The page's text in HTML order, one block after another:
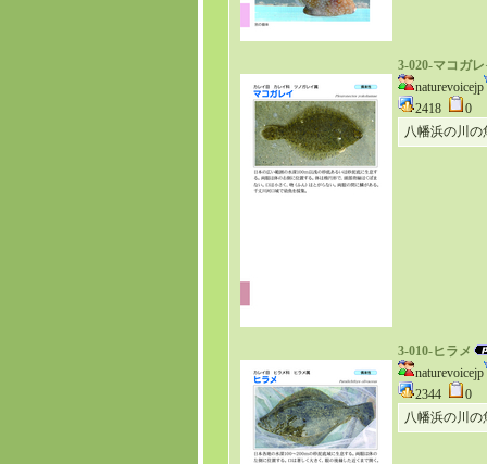
3-020-マコガ
naturevoicejp
2418
0
八幡浜の川
3-010-ヒラメ
naturevoicejp
2344
0
八幡浜の川